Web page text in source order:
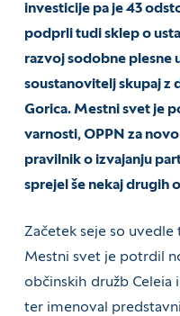
investicije pa je 43
podprli tudi sklep o
razvoj sodobne plesne
soustanovitelj skupaj z
Gorica. Mestni svet je
varnosti, OPPN za
pravilnik o izvajanju
sprejel še nekaj drugih
Začetek seje so
Mestni svet je potrdil
občinskih družb Celeia
ter imenoval